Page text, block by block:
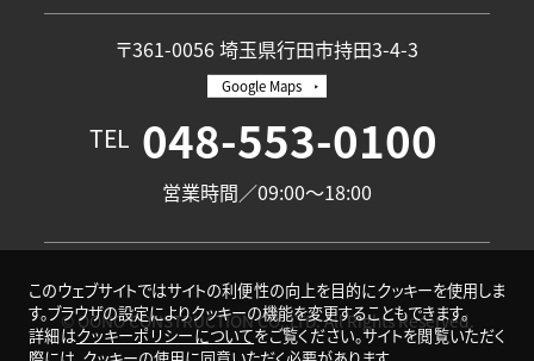
〒361-0056 埼玉県行田市持田3-4-3
Google Maps
TEL 048-553-0100
営業時間／09:00〜18:00
© OONO CONSTRUCTION CO.,LTD. All Rights Reserved.
このウェブサイトではサイトの利便性の向上を目的にクッキーを使用しま
す。ブラウザの設定によりクッキーの機能を変更することもできます。
詳細はクッキーポリシーについてをご覧ください。サイトを閲覧いただく